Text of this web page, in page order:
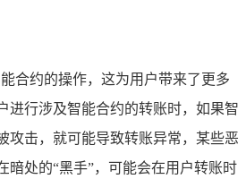
合约的操作，这为用户带来了更多
进行涉及智能合约的转账时，如果智
攻击，就可能导致转账异常，某些恶
暗处的“黑手”，可能会在用户转账时